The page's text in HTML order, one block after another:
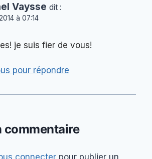
Vaysse dit :
à 07:14
je suis fier de vous!
pour répondre
commentaire